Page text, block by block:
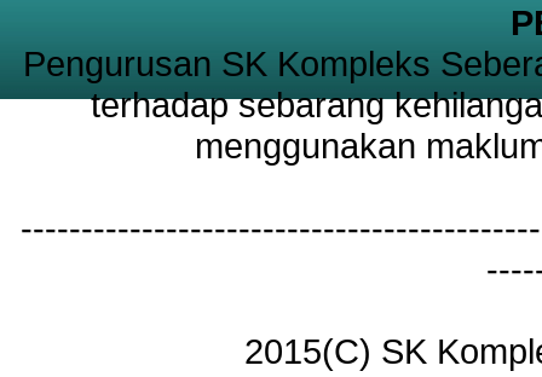
Pengurusan SK Kompleks
terhadap sebarang
menggunakan
2015(C) SK